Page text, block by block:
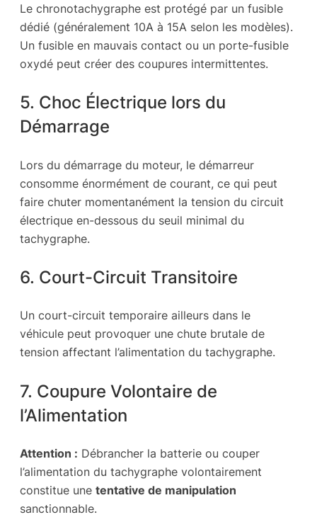
Le chronotachygraphe est protégé par un fusible
dédié (généralement 10A à 15A selon les modèles).
Un fusible en mauvais contact ou un porte-fusible
oxydé peut créer des coupures intermittentes.
5. Choc Électrique lors du
Démarrage
Lors du démarrage du moteur, le démarreur
consomme énormément de courant, ce qui peut
faire chuter momentanément la tension du circuit
électrique en-dessous du seuil minimal du
tachygraphe.
6. Court-Circuit Transitoire
Un court-circuit temporaire ailleurs dans le
véhicule peut provoquer une chute brutale de
tension affectant l’alimentation du tachygraphe.
7. Coupure Volontaire de
l’Alimentation
Attention : Débrancher la batterie ou couper
l’alimentation du tachygraphe volontairement
constitue une tentative de manipulation
sanctionnable.